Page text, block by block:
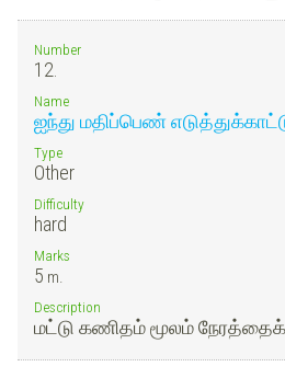
Number
12.
Name
ஐந்து மதிப்பெண்
Type
Other
Difficulty
hard
Marks
5 m.
Description
மட்டு கணிதம் மூலம்